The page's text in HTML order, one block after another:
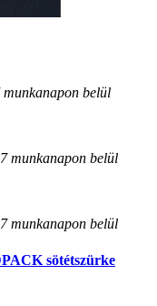
munkanapon belül
munkanapon belül
munkanapon belül
sötétszürke